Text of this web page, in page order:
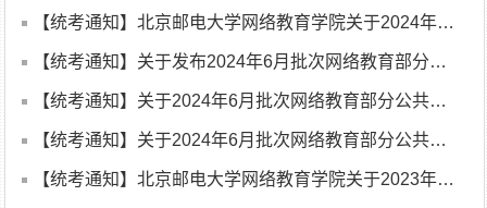
【统考通知】北京邮电大学网络教育学院关于2024年6月批次网络教育部分公共基础课统一考试违纪作弊情况的通报
【统考通知】关于发布2024年6月批次网络教育部分公共基础课全国统一考试成绩的通知
【统考通知】关于2024年6月批次网络教育部分公共基础课统考在线考试考生注意事项
【统考通知】关于2024年6月批次网络教育部分公共基础课统考工作安排的通知
【统考通知】北京邮电大学网络教育学院关于2023年12月批次网络教育部分公共基础课统一考试违纪作弊情况的通报